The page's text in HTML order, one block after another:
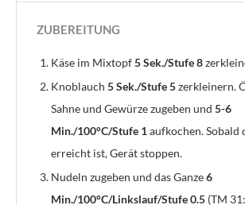
ZUBEREITUNG
Käse im Mixtopf5 Sek./Stufe 8
Knoblauch 5 Sek./Stufe 5zerkleinern.
Sahne und Gewürze zugeben und 5-6
Min./100°C/Stufe 1aufkochen. Sobald
erreicht ist, Gerät stoppen.
Nudeln zugeben und das Ganze6
Min./100°C/Linkslauf/Stufe 0.5 (TM 31: